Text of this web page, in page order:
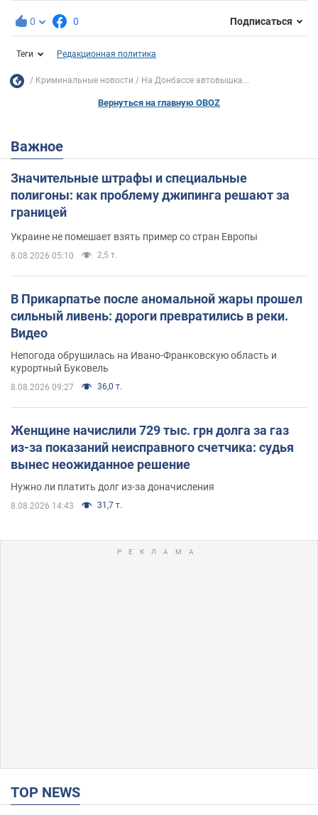
0 0 Подписаться
Теги Редакционная политика
Криминальные новости На Донбассе автовышка...
Вернуться на главную OBOZ
Важное
Значительные штрафы и специальные
полигоны: как проблему джипинга решают за
границей
Украине не помешает взять пример со стран Европы
8.08.2026 05:10 2,5 т.
В Прикарпатье после аномальной жары прошел
сильный ливень: дороги превратились в реки.
Видео
Непогода обрушилась на Ивано-Франковскую область и
курортный Буковель
8.08.2026 09:27 36,0 т.
Женщине начислили 729 тыс. грн долга за газ
из-за показаний неисправного счетчика: судья
вынес неожиданное решение
Нужно ли платить долг из-за доначисления
8.08.2026 14:43 31,7 т.
TOP NEWS